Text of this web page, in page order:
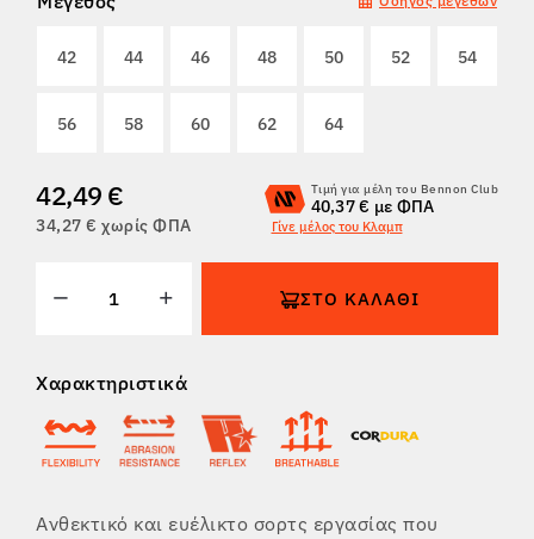
42 44 46 48 50 52 54
56 58 60 62 64
42,49 €
34,27 € χωρίς ΦΠΑ
Τιμή για μέλη του Bennon Club
40,37 € με ΦΠΑ
Γίνε μέλος του Κλαμπ
ΣΤΟ ΚΑΛΆΘΙ
Χαρακτηριστικά
Ανθεκτικό και ευέλικτο σορτς εργασίας που